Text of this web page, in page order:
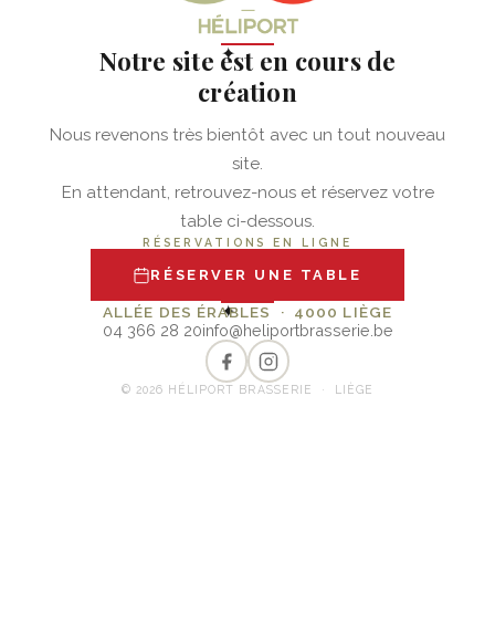
✦
Notre site est en cours de
création
Nous revenons très bientôt avec un tout nouveau
site.
En attendant, retrouvez-nous et réservez votre
table ci-dessous.
RÉSERVATIONS EN LIGNE
RÉSERVER UNE TABLE
✦
ALLÉE DES ÉRABLES · 4000 LIÈGE
04 366 28 20info@heliportbrasserie.be
© 2026 HÉLIPORT BRASSERIE · LIÈGE